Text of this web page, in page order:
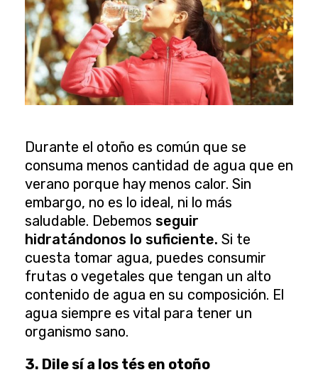
Durante el otoño es común que se
consuma menos cantidad de agua que en
verano porque hay menos calor. Sin
embargo, no es lo ideal, ni lo más
saludable. Debemos seguir
hidratándonos lo suficiente. Si te
cuesta tomar agua, puedes consumir
frutas o vegetales que tengan un alto
contenido de agua en su composición. El
agua siempre es vital para tener un
organismo sano.
3. Dile sí a los tés en otoño